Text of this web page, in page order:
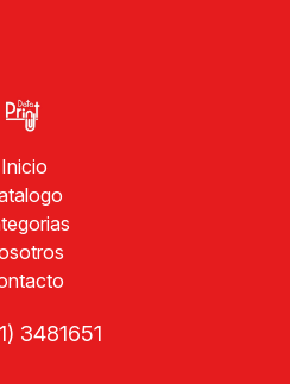
Inicio
3481651